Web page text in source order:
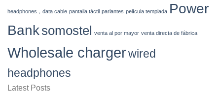
headphones，data cable pantalla táctil parlantes película templada Power
Banksomostel venta al por mayor venta directa de fábrica
Wholesale chargerwired
headphones
Latest Posts